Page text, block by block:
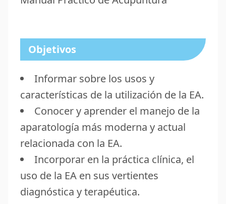
Objetivos
Informar sobre los usos y
características de la utilización de la EA.
Conocer y aprender el manejo de la
aparatología más moderna y actual
relacionada con la EA.
Incorporar en la práctica clínica, el
uso de la EA en sus vertientes
diagnóstica y terapéutica.